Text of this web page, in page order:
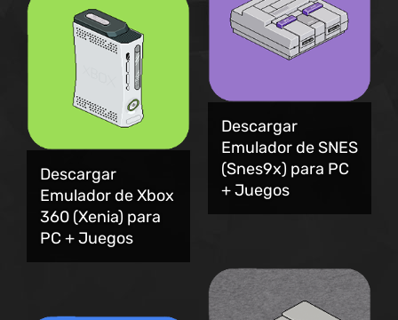
Descargar
Emulador de Xbox
360 (Xenia) para
PC + Juegos
Descargar
Emulador de SNES
(Snes9x) para PC
+ Juegos